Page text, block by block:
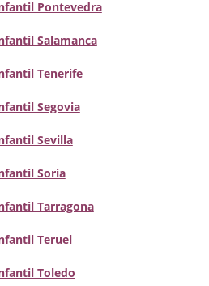
Pontevedra
Salamanca
Tenerife
Segovia
Sevilla
Soria
Tarragona
Teruel
Toledo